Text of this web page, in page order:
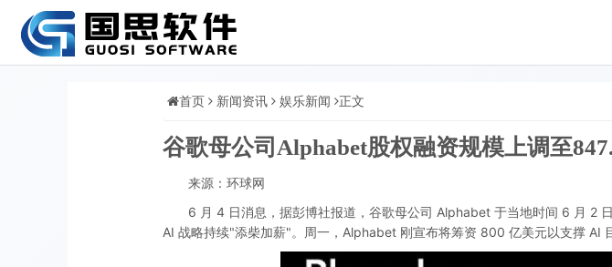
首页 新闻资讯 娱乐新闻 正文
谷歌母公司Alphabet股权融资规模上调至
来源：环球网
6 月 4 日消息，据彭博社报道，谷歌母公司 Alphabet 于当地时间 6 月 2
AI 战略持续"添柴加薪"。周一，Alphabet 刚宣布将筹资 800 亿美元以支撑 AI